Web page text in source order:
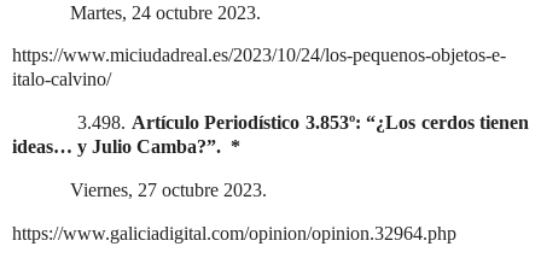
Martes, 24 octubre 2023.
https://www.miciudadreal.es/2023/10/24/los-pequenos-objetos-e-
italo-calvino/
3.498. Artículo Periodístico 3.853º: “¿Los cerdos tienen
ideas… y Julio Camba?”. *
Viernes, 27 octubre 2023.
https://www.galiciadigital.com/opinion/opinion.32964.php